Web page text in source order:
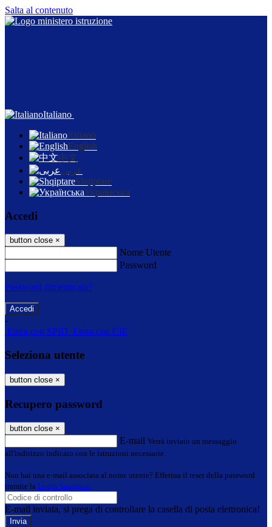
Salta al contenuto
Italiano
Italiano
English
中文
عربى
Shqiptare
Українська
Accedi
button close ×
Nome Utente
Password
Password dimenticata?
-
Entra con SPID Entra con CIE
Seleziona utente
button close ×
Recupero password
button close ×
E-mail Verrà inviato un messaggio
all'indirizzo indicato con le istruzioni necessarie.
Non hai una e-mail associata al nome utente? Effettua il reset della password
tramite la Login Spaggiari
E-mail inviata, si prega di controllare la casella di posta elettronica!